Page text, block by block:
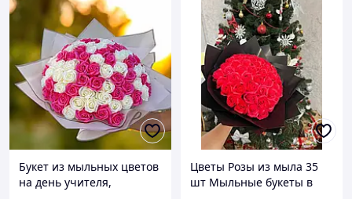
Букет из мыльных цветов
на день учителя,
Цветы Розы из мыла 35
шт Мыльные букеты в